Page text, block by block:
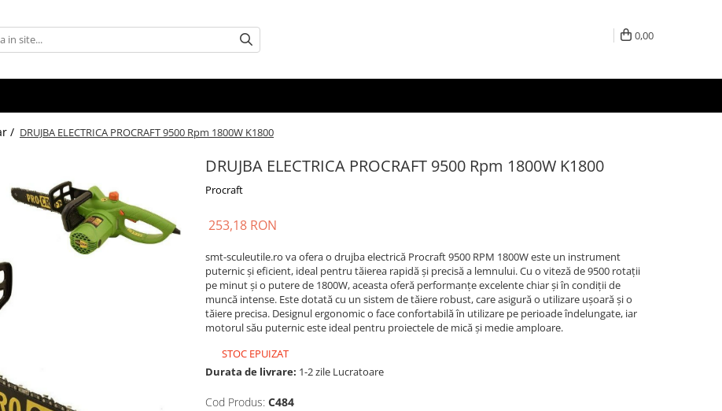
0,00
/ DRUJBA ELECTRICA PROCRAFT 9500 Rpm 1800W K1800
DRUJBA ELECTRICA PROCRAFT 9500 Rpm 1800W K1800
Procraft
253,18 RON
smt-sculeutile.ro va ofera o drujba electrică Procraft 9500 RPM 1800W este un instrument
puternic și eficient, ideal pentru tăierea rapidă și precisă a lemnului. Cu o viteză de 9500 rotații
pe minut și o putere de 1800W, aceasta oferă performanțe excelente chiar și în condiții de
muncă intense. Este dotată cu un sistem de tăiere robust, care asigură o utilizare ușoară și o
tăiere precisa. Designul ergonomic o face confortabilă în utilizare pe perioade îndelungate, iar
motorul său puternic este ideal pentru proiectele de mică și medie amploare.
STOC EPUIZAT
Durata de livrare: 1-2 zile Lucratoare
Cod Produs: C484